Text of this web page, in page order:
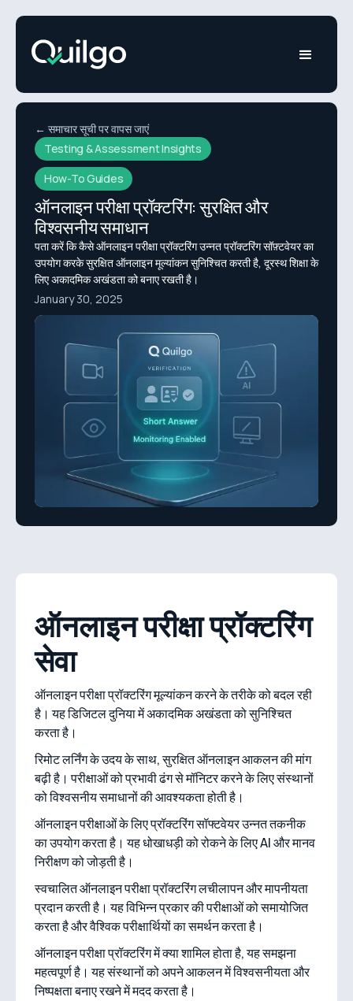
← समाचार सूची पर वापस जाएं
Testing & Assessment Insights
How-To Guides
ऑनलाइन परीक्षा प्रॉक्टरिंग: सुरक्षित और
विश्वसनीय समाधान
पता करें कि कैसे ऑनलाइन परीक्षा प्रॉक्टरिंग उन्नत प्रॉक्टरिंग सॉफ़्टवेयर का
उपयोग करके सुरक्षित ऑनलाइन मूल्यांकन सुनिश्चित करती है, दूरस्थ शिक्षा के
लिए अकादमिक अखंडता को बनाए रखती है।
January 30, 2025
ऑनलाइन परीक्षा प्रॉक्टरिंग
सेवा
ऑनलाइन परीक्षा प्रॉक्टरिंग मूल्यांकन करने के तरीके को बदल रही
है। यह डिजिटल दुनिया में अकादमिक अखंडता को सुनिश्चित
करता है।
रिमोट लर्निंग के उदय के साथ, सुरक्षित ऑनलाइन आकलन की मांग
बढ़ी है। परीक्षाओं को प्रभावी ढंग से मॉनिटर करने के लिए संस्थानों
को विश्वसनीय समाधानों की आवश्यकता होती है।
ऑनलाइन परीक्षाओं के लिए प्रॉक्टरिंग सॉफ्टवेयर उन्नत तकनीक
का उपयोग करता है। यह धोखाधड़ी को रोकने के लिए AI और मानव
निरीक्षण को जोड़ती है।
स्वचालित ऑनलाइन परीक्षा प्रॉक्टरिंग लचीलापन और मापनीयता
प्रदान करती है। यह विभिन्न प्रकार की परीक्षाओं को समायोजित
करता है और वैश्विक परीक्षार्थियों का समर्थन करता है।
ऑनलाइन परीक्षा प्रॉक्टरिंग में क्या शामिल होता है, यह समझना
महत्वपूर्ण है। यह संस्थानों को अपने आकलन में विश्वसनीयता और
निष्पक्षता बनाए रखने में मदद करता है।